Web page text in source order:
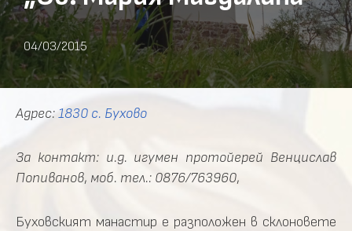
04/03/2015
Адрес:1830 с. Бухово
За контакт: и.д. игумен протойерей Венцислав
Попиванов, моб. тел.: 0876/763960,
Буховският манастир е разположен в склоновете